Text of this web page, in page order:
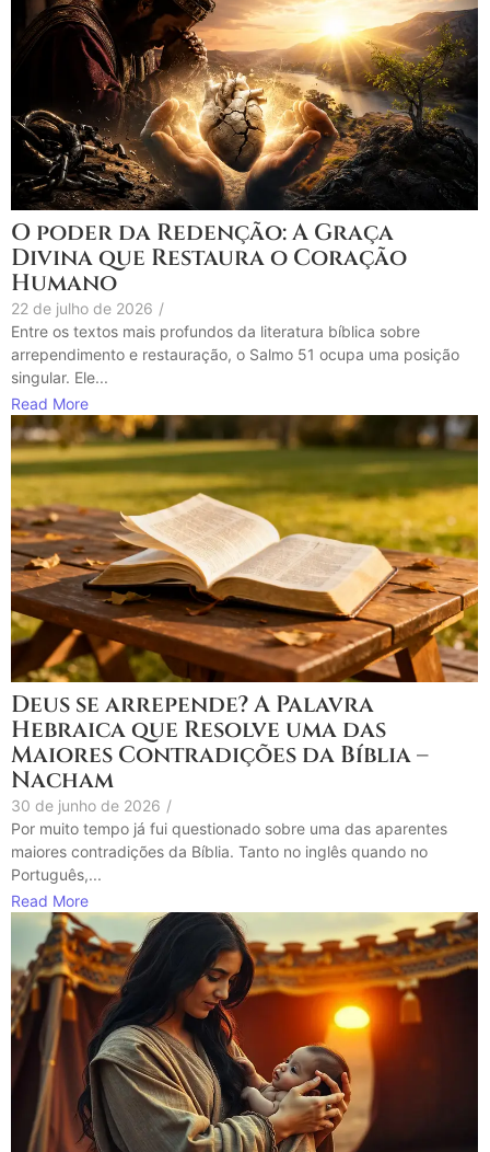
O poder da Redenção: A Graça
Divina que Restaura o Coração
Humano
22 de julho de 2026 /
Entre os textos mais profundos da literatura bíblica sobre
arrependimento e restauração, o Salmo 51 ocupa uma posição
singular. Ele...
Read More
Deus se arrepende? A Palavra
Hebraica que Resolve uma das
Maiores Contradições da Bíblia –
Nacham
30 de junho de 2026 /
Por muito tempo já fui questionado sobre uma das aparentes
maiores contradições da Bíblia. Tanto no inglês quando no
Português,...
Read More